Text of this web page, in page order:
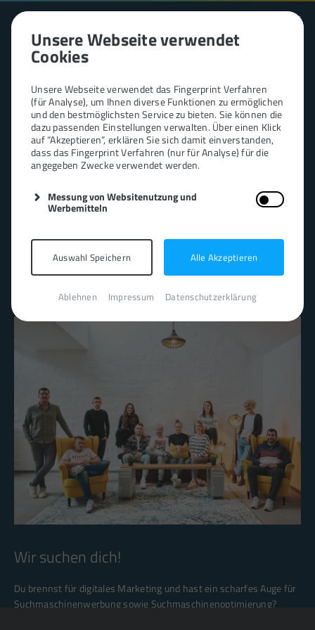
STELLENANGEBOT ONLINE MARKETING
Online Marketing Manager
SEA/SEO (m/w/d)
in Voll- oder Teilzeit
Wir suchen dich!
Du brennst für digitales Marketing und hast ein scharfes Auge für
Suchmaschinenwerbung sowie Suchmaschinenoptimierung?
Unsere Webseite verwendet
Cookies
Unsere Webseite verwendet das Fingerprint Verfahren
(für Analyse), um Ihnen diverse Funktionen zu ermöglichen
und den bestmöglichsten Service zu bieten. Sie können die
dazu passenden Einstellungen verwalten. Über einen Klick
auf “Akzeptieren”, erklären Sie sich damit einverstanden,
dass das Fingerprint Verfahren (nur für Analyse) für die
angegeben Zwecke verwendet werden.
Messung von Websitenutzung und
Werbemitteln
Auswahl Speichern Alle Akzeptieren
Ablehnen Impressum Datenschutzerklärung